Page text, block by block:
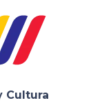
Cultura